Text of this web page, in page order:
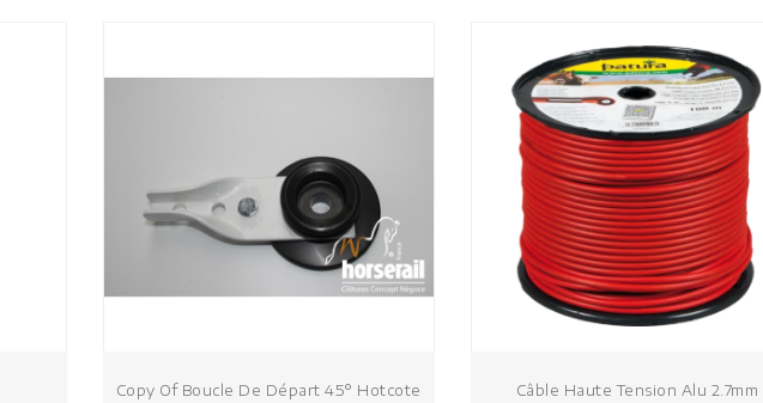
Copy Of Boucle De Départ 45° Hotcote Câble Haute Tension Alu 2.7mm